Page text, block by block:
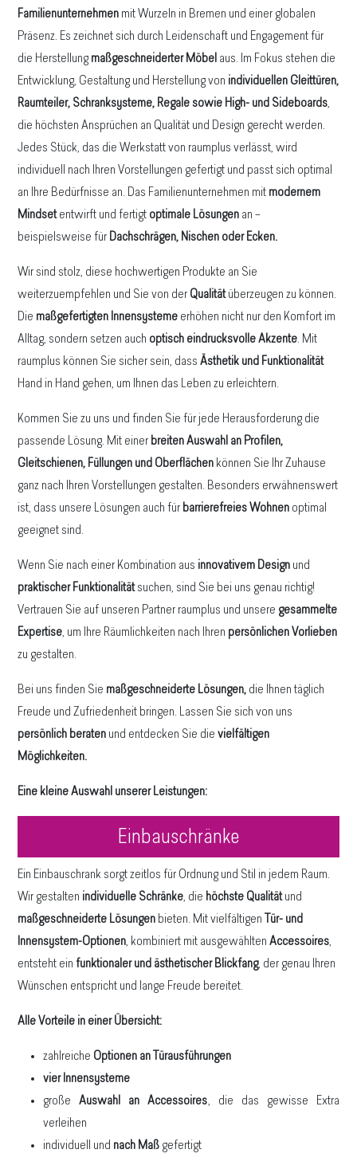
Familienunternehmen mit Wurzeln in Bremen und einer globalen
Präsenz. Es zeichnet sich durch Leidenschaft und Engagement für
die Herstellung maßgeschneiderter Möbel aus. Im Fokus stehen die
Entwicklung, Gestaltung und Herstellung von individuellen Gleittüren,
Raumteiler, Schranksysteme, Regale sowie High- und Sideboards,
die höchsten Ansprüchen an Qualität und Design gerecht werden.
Jedes Stück, das die Werkstatt von raumplus verlässt, wird
individuell nach Ihren Vorstellungen gefertigt und passt sich optimal
an Ihre Bedürfnisse an. Das Familienunternehmen mit modernem
Mindsetentwirft und fertigt optimale Lösungen an –
beispielsweise für Dachschrägen, Nischen oder Ecken.
Wir sind stolz, diese hochwertigen Produkte an Sie
weiterzuempfehlen und Sie von der Qualitätüberzeugen zu können.
Die maßgefertigten Innensysteme erhöhen nicht nur den Komfort im
Alltag, sondern setzen auch optisch eindrucksvolle Akzente. Mit
raumplus können Sie sicher sein, dassÄsthetik und Funktionalität
Hand in Hand gehen, um Ihnen das Leben zu erleichtern.
Kommen Sie zu uns und finden Sie für jede Herausforderung die
passende Lösung. Mit einer breiten Auswahl an Profilen,
Gleitschienen, Füllungen und Oberflächen können Sie Ihr Zuhause
ganz nach Ihren Vorstellungen gestalten. Besonders erwähnenswert
ist, dass unsere Lösungen auch für barrierefreies Wohnen optimal
geeignet sind.
Wenn Sie nach einer Kombination aus innovativem Design und
praktischer Funktionalitätsuchen, sind Sie bei uns genau richtig!
Vertrauen Sie auf unseren Partner raumplus und unsere gesammelte
Expertise, um Ihre Räumlichkeiten nach Ihren persönlichen Vorlieben
zu gestalten.
Bei uns finden Sie maßgeschneiderte Lösungen, die Ihnen täglich
Freude und Zufriedenheit bringen. Lassen Sie sich von uns
persönlich beraten und entdecken Sie dievielfältigen
Möglichkeiten.
Eine kleine Auswahl unserer Leistungen:
Einbauschränke
Ein Einbauschrank sorgt zeitlos für Ordnung und Stil in jedem Raum.
Wir gestalten individuelle Schränke, die höchste Qualitätund
maßgeschneiderte Lösungen bieten. Mit vielfältigen Tür- und
Innensystem-Optionen, kombiniert mit ausgewähltenAccessoires,
entsteht einfunktionaler und ästhetischer Blickfang, der genau Ihren
Wünschen entspricht und lange Freude bereitet.
Alle Vorteile in einer Übersicht:
zahlreiche Optionen an Türausführungen
vier Innensysteme
großeAuswahl an Accessoires, die das gewisse Extra
verleihen
individuell und nach Maß gefertigt